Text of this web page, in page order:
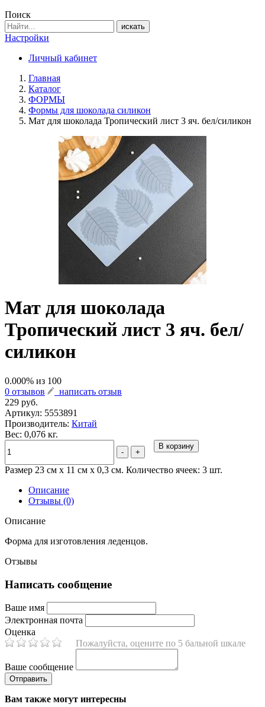
Поиск
искать
Настройки
Личный кабинет
Главная
Каталог
ФОРМЫ
Формы для шоколада силикон
Мат для шоколада Тропический лист 3 яч. бел/силикон
Мат для шоколада
Тропический лист 3 яч. бел/
силикон
0.000% из 100
0 отзывов
написать отзыв
229 руб.
Артикул: 5553891
Производитель: Китай
Вес: 0,076 кг.
- +
В корзину
Размер 23 см х 11 см х 0,3 см. Количество ячеек: 3 шт.
Описание
Отзывы (0)
Описание
Форма для изготовления леденцов.
Отзывы
Написать сообщение
Ваше имя
Электронная почта
Оценка
Пожалуйста, оцените по 5 бальной шкале
Ваше сообщение
Вам также могут интересны